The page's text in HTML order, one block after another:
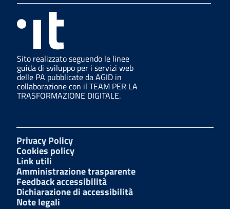
Sito realizzato seguendo le linee
guida di sviluppo per i servizi web
delle PA pubblicate da AGID in
collaborazione con il TEAM PER LA
TRASFORMAZIONE DIGITALE.
Privacy Policy
Cookies policy
Link utili
Amministrazione trasparente
Feedback accessibilità
Dichiarazione di accessibilità
Note legali